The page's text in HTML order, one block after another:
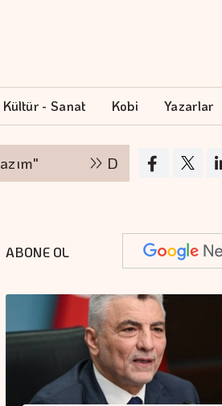
Kültür - Sanat Kobi Yazarlar
Denizde ve karada
ABONE OL